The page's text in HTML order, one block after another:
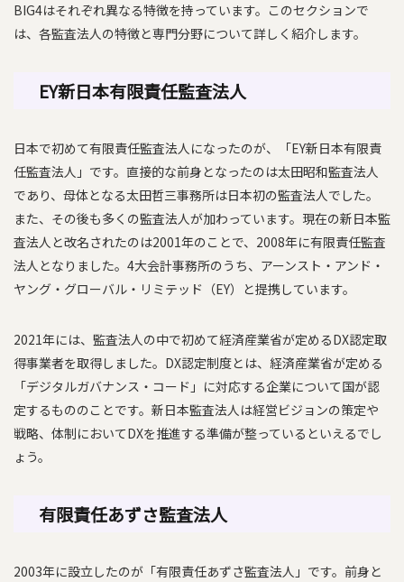
BIG4はそれぞれ異なる特徴を持っています。このセクションで
は、各監査法人の特徴と専門分野について詳しく紹介します。
EY新日本有限責任監査法人
日本で初めて有限責任監査法人になったのが、「EY新日本有限責
任監査法人」です。直接的な前身となったのは太田昭和監査法人
であり、母体となる太田哲三事務所は日本初の監査法人でした。
また、その後も多くの監査法人が加わっています。現在の新日本監
査法人と改名されたのは2001年のことで、2008年に有限責任監査
法人となりました。4大会計事務所のうち、アーンスト・アンド・
ヤング・グローバル・リミテッド（EY）と提携しています。
2021年には、監査法人の中で初めて経済産業省が定めるDX認定取
得事業者を取得しました。DX認定制度とは、経済産業省が定める
「デジタルガバナンス・コード」に対応する企業について国が認
定するもののことです。新日本監査法人は経営ビジョンの策定や
戦略、体制においてDXを推進する準備が整っているといえるでし
ょう。
有限責任あずさ監査法人
2003年に設立したのが「有限責任あずさ監査法人」です。前身と